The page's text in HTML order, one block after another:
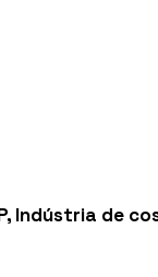
, Indústria de